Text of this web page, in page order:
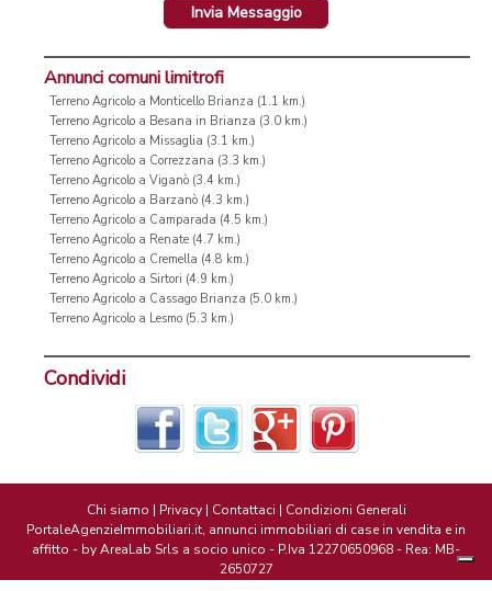
Invia Messaggio
Annunci comuni limitrofi
Terreno Agricolo a Monticello Brianza (1.1 km.)
Terreno Agricolo a Besana in Brianza (3.0 km.)
Terreno Agricolo a Missaglia (3.1 km.)
Terreno Agricolo a Correzzana (3.3 km.)
Terreno Agricolo a Viganò (3.4 km.)
Terreno Agricolo a Barzanò (4.3 km.)
Terreno Agricolo a Camparada (4.5 km.)
Terreno Agricolo a Renate (4.7 km.)
Terreno Agricolo a Cremella (4.8 km.)
Terreno Agricolo a Sirtori (4.9 km.)
Terreno Agricolo a Cassago Brianza (5.0 km.)
Terreno Agricolo a Lesmo (5.3 km.)
Condividi
Chi siamo | Privacy| Contattaci | Condizioni Generali
PortaleAgenzieImmobiliari.it, annunci immobiliari di case in vendita e in
affitto - by AreaLab Srls a socio unico - P.Iva 12270650968 - Rea: MB-
2650727